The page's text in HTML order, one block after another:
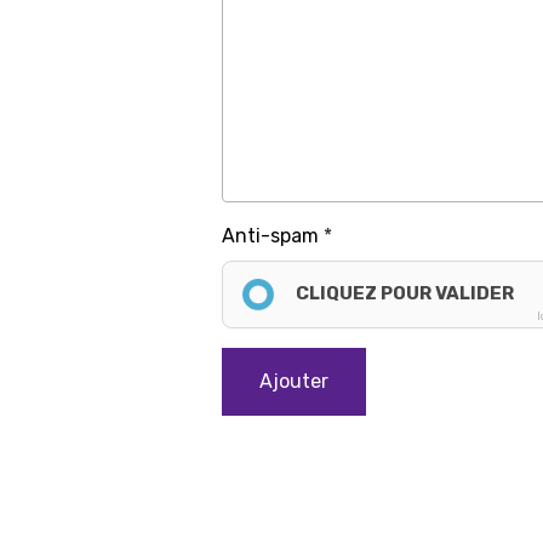
Anti-spam
CLIQUEZ POUR VALIDER
Ajouter